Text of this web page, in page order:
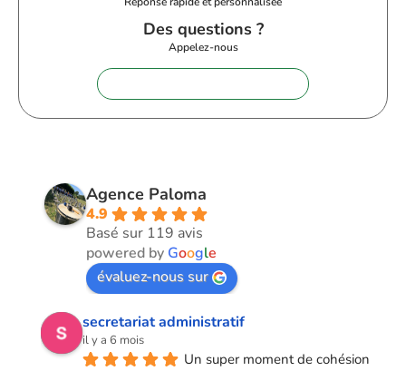
Des questions ?
Appelez-nous
Agence Paloma
4.9
Basé sur 119 avis
powered by Google
évaluez-nous sur
secretariat administratif
il y a 6 mois
Un super moment de cohésion